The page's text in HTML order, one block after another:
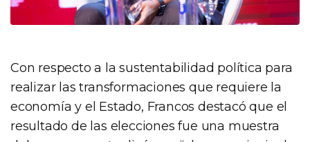
Con respecto a la sustentabilidad política para
realizar las transformaciones que requiere la
economía y el Estado, Francos destacó que el
resultado de las elecciones fue una muestra